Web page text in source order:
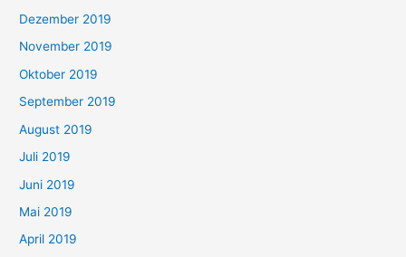
Dezember 2019
November 2019
Oktober 2019
September 2019
August 2019
Juli 2019
Juni 2019
Mai 2019
April 2019